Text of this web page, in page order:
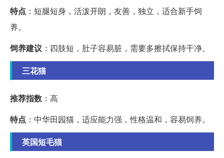
特点 ：短腿短身，活泼开朗，友善，独立，适合新手饲
养。
饲养建议 ：四肢短，肚子容易脏，需要多擦拭保持干净。
三花猫
推荐指数 ：高
特点 ：中华田园猫，适应能力强，性格温和，容易饲养。
英国短毛猫